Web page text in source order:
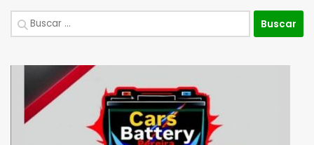
Buscar: